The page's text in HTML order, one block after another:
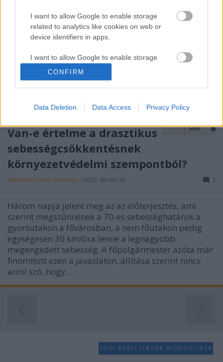
I want to allow Google to enable storage
related to analytics like cookies on web or
device identifiers in apps.
I want to allow Google to enable storage
related to functionality of the website or app.
I want to allow Google to enable storage
related to security, including authentication
user protection.
CONFIRM
Data Deletion Data Access Privacy Policy
Van-e értelme a drasztikus
sebességcsökkentésnek
környezetvédelmi szempontból?
Várkonyi Gábor Autóblog • 2020. április 30. 1
Három napja jelent meg az az előterjesztés, ami
szerint megszűnnének a 70-es sebességhatárok a
gyorsutakon a fővárosban, a nem főutakon pedig
egységesen 30 km/óra lenne a legnagyobb
megengedett sebesség. A főpolgármester azóta már
finomított ezen a javaslaton, állítása szerint nincs
arról szó, hogy…
SÜTI BEÁLLÍTÁSOK MÓDOSÍTÁSA